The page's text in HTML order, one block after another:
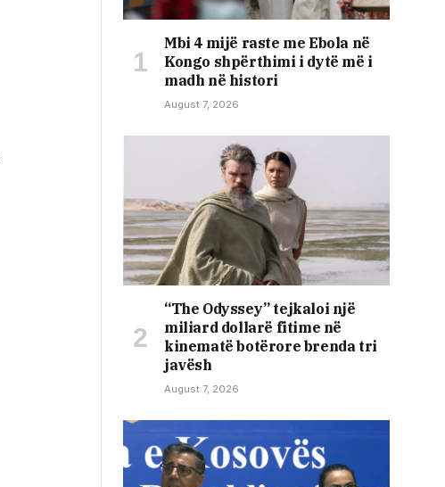
Mbi 4 mijë raste me Ebola në
Kongo shpërthimi i dytë më i
madh në histori
August 7, 2026
“The Odyssey” tejkaloi një
miliard dollarë fitime në
kinematë botërore brenda tri
javësh
August 7, 2026